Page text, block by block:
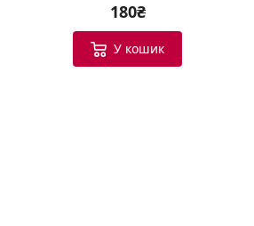
180₴
У кошик